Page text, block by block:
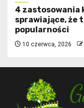
4 zastosowania
sprawiające, że
popularności
10 czerwca, 2026